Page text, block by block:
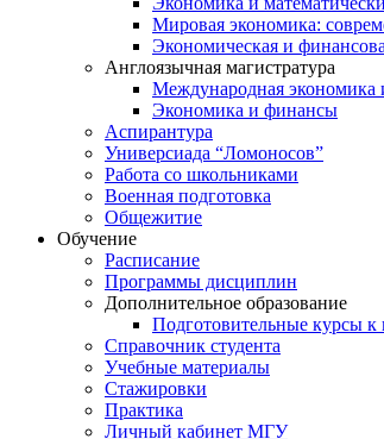
Мировая экономика:
Экономическая и
Англоязычная магистратура
Международная
Экономика и финансы
Аспирантура
Универсиада “Ломоносов”
Работа со школьниками
Военная подготовка
Общежитие
Обучение
Расписание
Программы дисциплин
Дополнительное образование
Подготовительные курсы
Справочник студента
Учебные материалы
Стажировки
Практика
Личный кабинет МГУ